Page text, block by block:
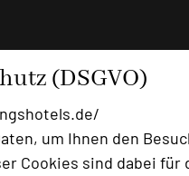
(DSGVO)
um Ihnen den
Cookies sind dabei für
bei Events und
sorgen
und auch als
ihnen beigewohnt.